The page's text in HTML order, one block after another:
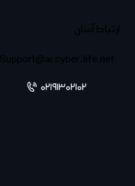
ارتباط آسان
Support@ai.cyber-life.net
02191302102